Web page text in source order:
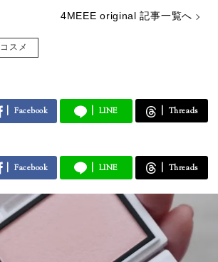
4MEEE original 記事一覧へ
コスメ
Facebook LINE Threads
Facebook LINE Threads